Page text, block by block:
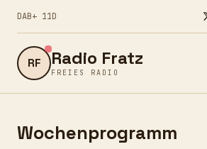
DAB+ 11D
RF Radio Fratz
FREIES RADIO
Wochenprogramm